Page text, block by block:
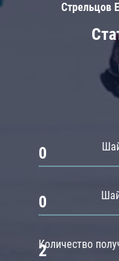
0
0
Количество
2
Стрельцов